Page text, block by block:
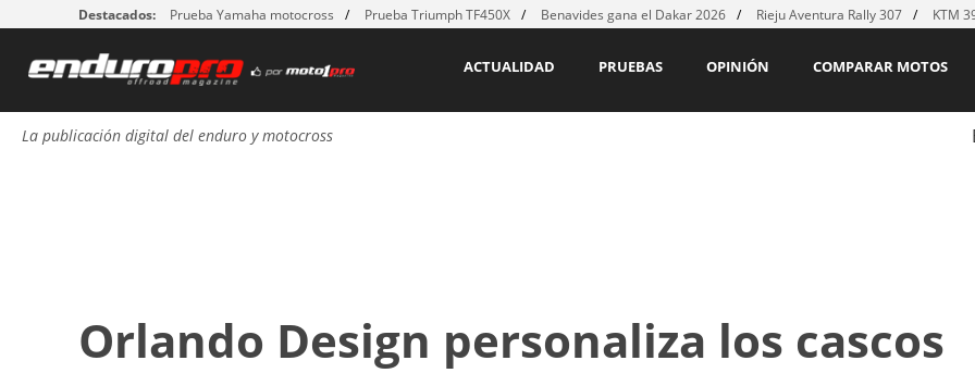
Destacados: Prueba Yamaha motocross Prueba Triumph TF450X Benavides gana el Dakar 2026 Rieju Aventura Rally 307 KTM
COMPARAR MOTOS
OPINIÓN
PRUEBAS
ACTUALIDAD
La publicación digital del enduro y motocross
Orlando Design personaliza los cascos